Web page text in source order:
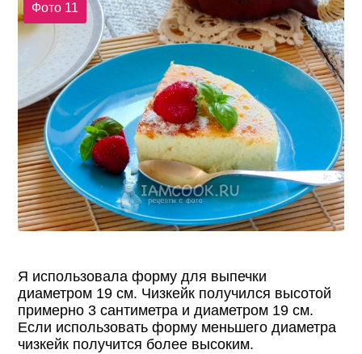
Фото 11
Я использовала форму для выпечки
диаметром 19 см. Чизкейк получился высотой
примерно 3 сантиметра и диаметром 19 см.
Если использовать форму меньшего диаметра
чизкейк получится более высоким.